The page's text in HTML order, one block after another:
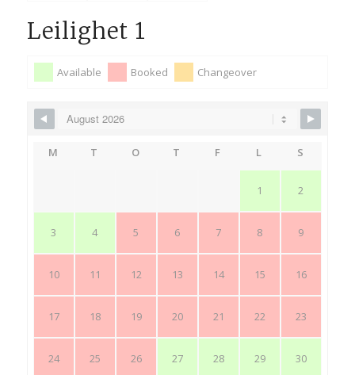
Leilighet 1
Available Booked Changeover
M T O T F L S
1 2
3 4 5 6 7 8 9
10 11 12 13 14 15 16
17 18 19 20 21 22 23
24 25 26 27 28 29 30